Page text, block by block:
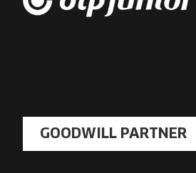
GOODWILL PARTNER